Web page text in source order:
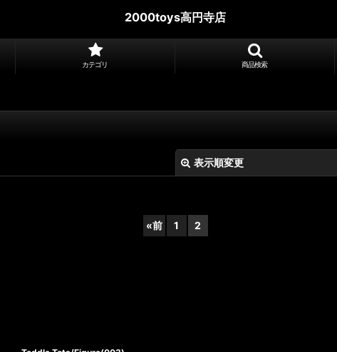
2000toys高円寺店
カテゴリ 商品検索
表示順変更
«前 1 2